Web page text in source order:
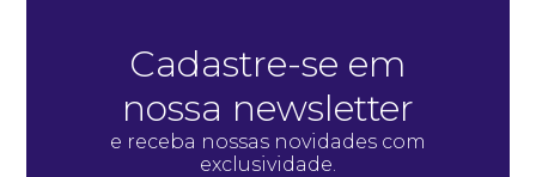
Cadastre-se em
nossa newsletter
e receba nossas novidades com
exclusividade.